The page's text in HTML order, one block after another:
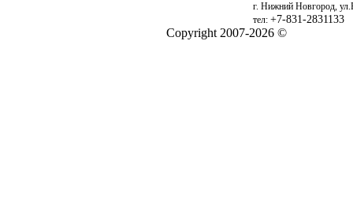
г. Нижний Новгород,
тел: +7-831-2831133
Copyright 2007-2026 ©